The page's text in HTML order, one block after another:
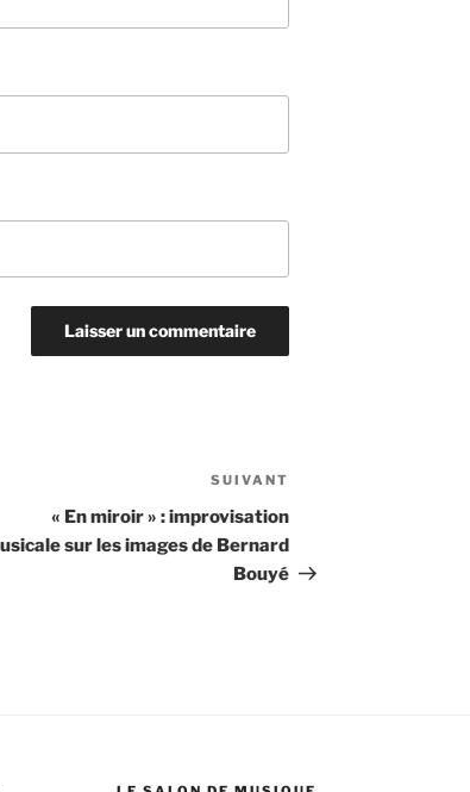
suivant
SUIVANT
« En miroir » : improvisation
sur les images de Bernard
Bouyé